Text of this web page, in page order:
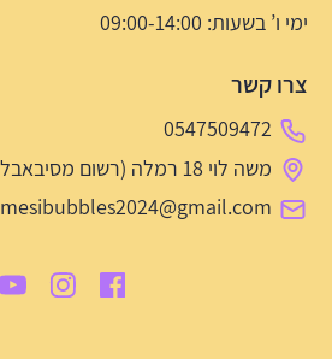
ימי ו’ בשעות: 09:00-14:00
צרו קשר
0547509472
משה לוי 18 רמלה (רשום מסיבאבלס על השלט בחנות)
mesibubbles2024@gmail.com